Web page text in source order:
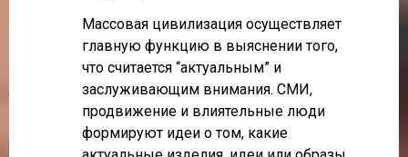
Массовая цивилизация осуществляет
главную функцию в выяснении того,
что считается “актуальным” и
заслуживающим внимания. СМИ,
продвижение и влиятельные люди
формируют идеи о том, какие